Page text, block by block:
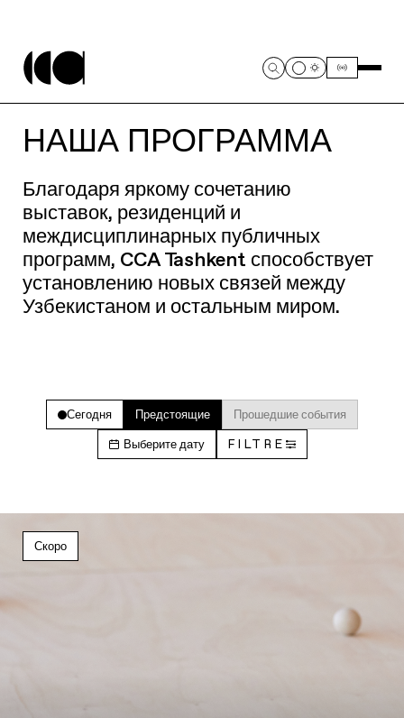
НАША ПРОГРАММА
Благодаря яркому сочетанию
выставок, резиденций и
междисциплинарных публичных
программ, CCA Tashkent способствует
установлению новых связей между
Узбекистаном и остальным миром.
Сегодня Предстоящие Прошедшие события
Выберите дату FILTRE
Скоро